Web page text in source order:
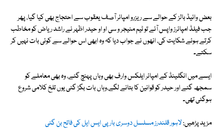
بعض وائیڈ بالز کے حوالے سے ریزرو امپائر آصف یعقوب سے احتجاج بھی کیا گیا، پھر
جب فیلڈ امپائرز واپس آئے تو ٹیم منیجر و سی او او حیدر اظہر نے راشد ریاض کو مخاطب
کرتے ہوئے شکایت کی، انھوں نے جواب دیا کہ وہ ابھی اس حوالے سے کوئی بات نہیں کر
سکتے۔
ایسے میں انگلینڈ کے امپائر ایلکس وارف بھی وہاں پہنچ گئے، وہ بھی معاملے کو
سمجھ گئے اور حیدر کو قوانین کا بتانے لگے،وہاں بات بگڑ گئی یوں تلخ کلامی شروع
ہوگئی تھی۔
مزید پڑھیں:لاہور قلندرز مسلسل دوسری بار پی ایس ایل کی فاتح بن گئی